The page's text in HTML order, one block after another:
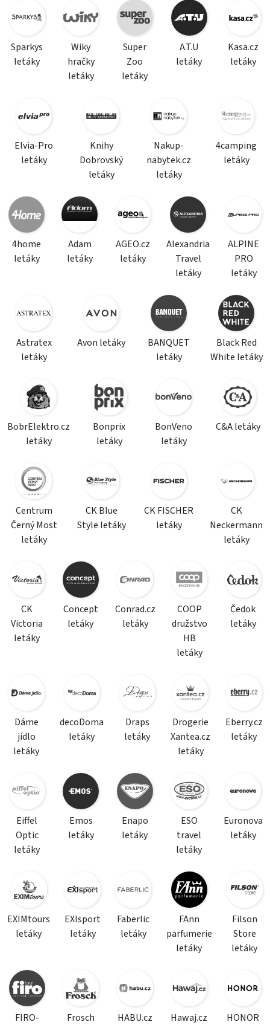
Sparkys
letáky
Wiky
hračky
letáky
Super
Zoo
letáky
A.T.U
letáky
Kasa.cz
letáky
Elvia-Pro
letáky
Knihy
Dobrovský
letáky
Nakup-
nabytek.cz
letáky
4camping
letáky
4home
letáky
Adam
letáky
AGEO.cz
letáky
Alexandria
Travel
letáky
ALPINE
PRO
letáky
Astratex
letáky
Avon letáky
BANQUET
letáky
Black Red
White letáky
BobrElektro.cz
letáky
Bonprix
letáky
BonVeno
letáky
C&A letáky
Centrum
Černý Most
letáky
CK Blue
Style letáky
CK FISCHER
letáky
CK
Neckermann
letáky
CK
Victoria
letáky
Concept
letáky
Conrad.cz
letáky
COOP
družstvo
HB
letáky
Čedok
letáky
Dáme
jídlo
letáky
decoDoma
letáky
Draps
letáky
Drogerie
Xantea.cz
letáky
Eberry.cz
letáky
Eiffel
Optic
letáky
Emos
letáky
Enapo
letáky
ESO
travel
letáky
Euronova
letáky
EXIMtours
letáky
EXIsport
letáky
Faberlic
letáky
FAnn
parfumerie
letáky
Filson
Store
letáky
FIRO-
Frosch
HABU.cz
Hawaj.cz
HONOR